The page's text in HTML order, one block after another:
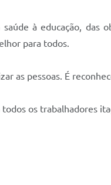
à educação, das
para todos.
as pessoas. É
os trabalhadores